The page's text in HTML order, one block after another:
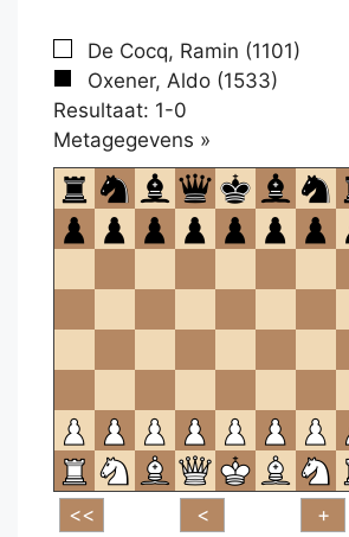
De Cocq, Ramin (1101)
Oxener, Aldo (1533)
Resultaat: 1-0
Metagegevens »
om
te
openen.